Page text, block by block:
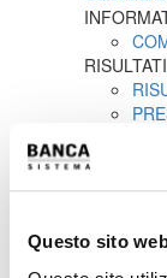
Questo sito
AZIONE